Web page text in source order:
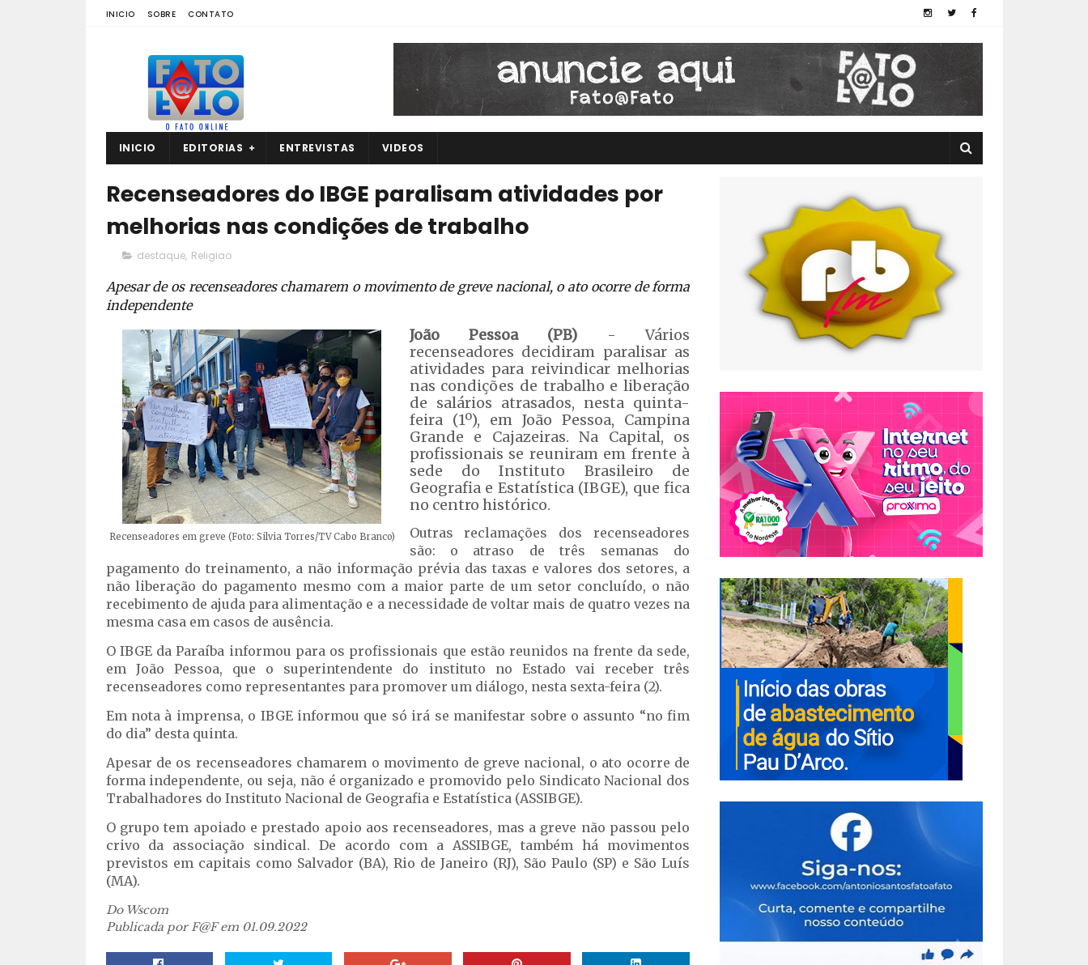
INICIO SOBRE CONTATO
INICIO EDITORIAS ENTREVISTAS VIDEOS
Recenseadores do IBGE paralisam atividades por
melhorias nas condições de trabalho
destaque, Religiao
Apesar de os recenseadores chamarem o movimento de greve nacional, o ato ocorre de forma
independente
Recenseadores em greve (Foto: Silvia Torres/TV Cabo Branco)
João Pessoa (PB) - Vários
recenseadores decidiram paralisar as
atividades para reivindicar melhorias
nas condições de trabalho e liberação
de salários atrasados, nesta quinta-
feira (1º), em João Pessoa, Campina
Grande e Cajazeiras. Na Capital, os
profissionais se reuniram em frente à
sede do Instituto Brasileiro de
Geografia e Estatística (IBGE), que fica
no centro histórico.
Outras reclamações dos recenseadores
são: o atraso de três semanas do
pagamento do treinamento, a não informação prévia das taxas e valores dos setores, a
não liberação do pagamento mesmo com a maior parte de um setor concluído, o não
recebimento de ajuda para alimentação e a necessidade de voltar mais de quatro vezes na
mesma casa em casos de ausência.
O IBGE da Paraíba informou para os profissionais que estão reunidos na frente da sede,
em João Pessoa, que o superintendente do instituto no Estado vai receber três
recenseadores como representantes para promover um diálogo, nesta sexta-feira (2).
Em nota à imprensa, o IBGE informou que só irá se manifestar sobre o assunto “no fim
do dia” desta quinta.
Apesar de os recenseadores chamarem o movimento de greve nacional, o ato ocorre de
forma independente, ou seja, não é organizado e promovido pelo Sindicato Nacional dos
Trabalhadores do Instituto Nacional de Geografia e Estatística (ASSIBGE).
O grupo tem apoiado e prestado apoio aos recenseadores, mas a greve não passou pelo
crivo da associação sindical. De acordo com a ASSIBGE, também há movimentos
previstos em capitais como Salvador (BA), Rio de Janeiro (RJ), São Paulo (SP) e São Luís
(MA).
Do Wscom
Publicada por F@F em 01.09.2022